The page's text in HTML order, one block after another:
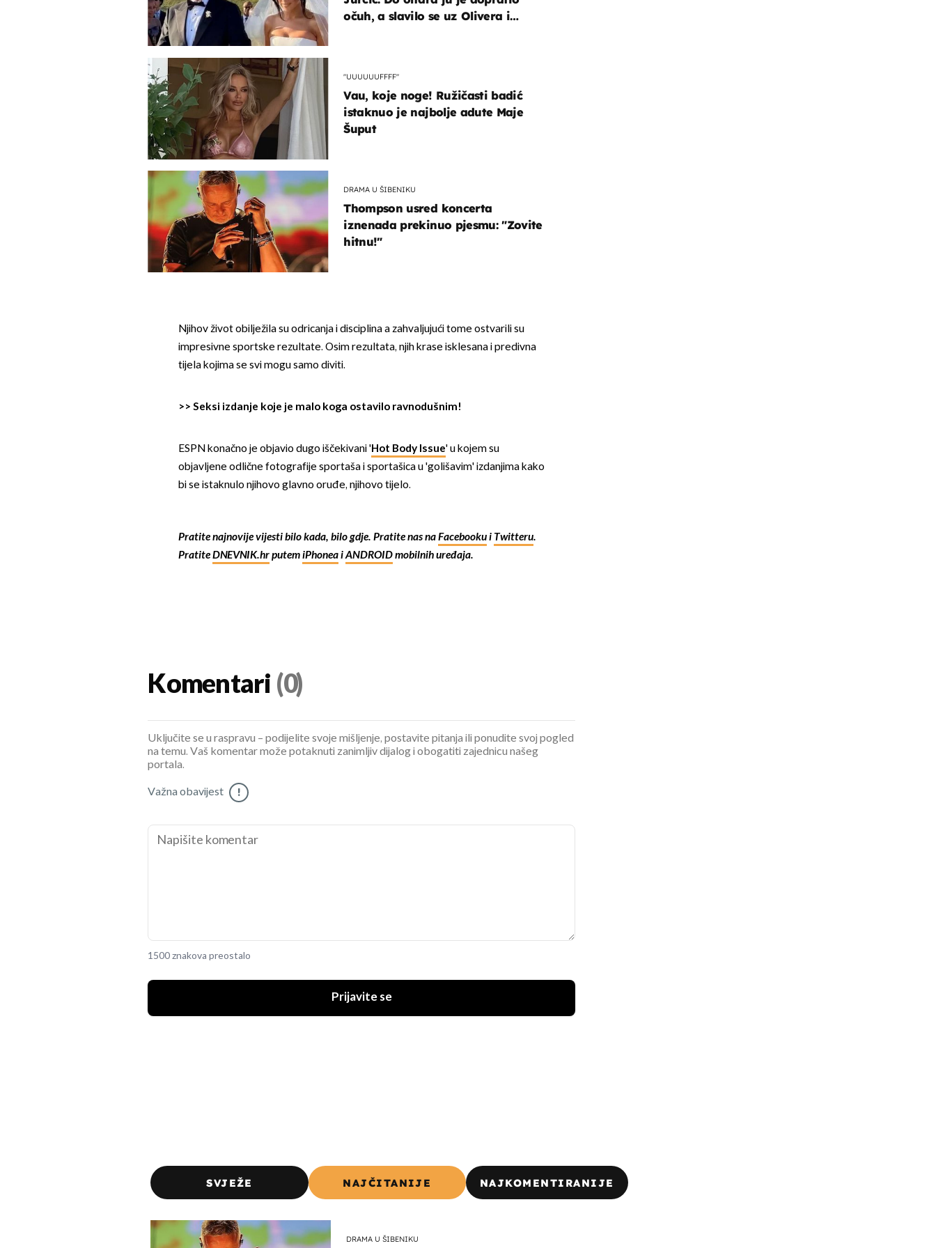
očuh, a slavilo se uz Olivera i
"UUUUUUFFFF"
Vau, koje noge! Ružičasti badić
istaknuo je najbolje adute Maje
Šuput
DRAMA U ŠIBENIKU
Thompson usred koncerta
iznenada prekinuo pjesmu: "Zovite
hitnu!"
Njihov život obilježila su odricanja i disciplina a zahvaljujući tome ostvarili su
impresivne sportske rezultate. Osim rezultata, njih krase isklesana i predivna
tijela kojima se svi mogu samo diviti.
>> Seksi izdanje koje je malo koga ostavilo ravnodušnim!
ESPN konačno je objavio dugo iščekivani 'Hot Body Issue' u kojem su
objavljene odlične fotografije sportaša i sportašica u 'golišavim' izdanjima kako
bi se istaknulo njihovo glavno oruđe, njihovo tijelo.
Pratite najnovije vijesti bilo kada, bilo gdje. Pratite nas naFacebookui Twitteru.
PratiteDNEVNIK.hrputemiPhoneaiANDROIDmobilnih uređaja.
Komentari (0)
Uključite se u raspravu – podijelite svoje mišljenje, postavite pitanja ili ponudite svoj pogled
na temu. Vaš komentar može potaknuti zanimljiv dijalog i obogatiti zajednicu našeg
portala.
Važna obavijest !
1500 znakova preostalo
Prijavite se
SVJEŽE NAJČITANIJE NAJKOMENTIRANIJE
DRAMA U ŠIBENIKU